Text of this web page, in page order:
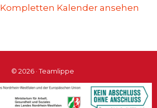
Kompletten Kalender ansehen
© 2026 · Teamlippe